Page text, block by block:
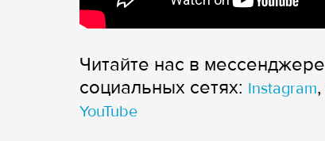
Читайте нас в мессенджере
cоциальных сетях: Instagram,
YouTube